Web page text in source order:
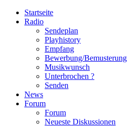
Startseite
Radio
Sendeplan
Playhistory
Empfang
Bewerbung/Bemusterung
Musikwunsch
Unterbrochen ?
Senden
News
Forum
Forum
Neueste Diskussionen